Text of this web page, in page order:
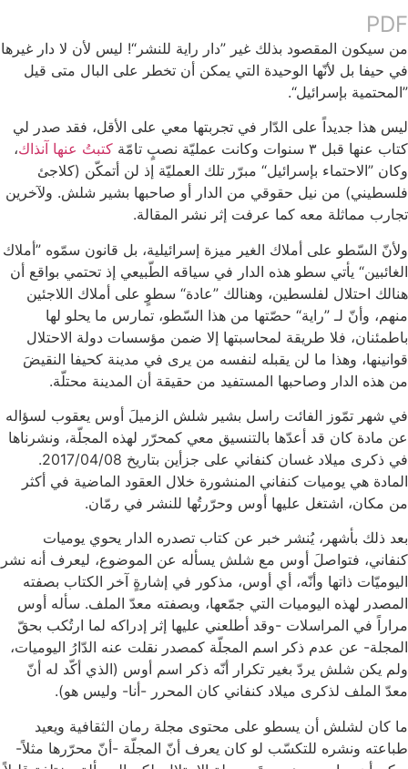
PDF
من سيكون المقصود بذلك غير ”دار راية للنشر“! ليس لأن لا دار غيرها
في حيفا بل لأنّها الوحيدة التي يمكن أن تخطر على البال متى قيل
”المحتمية بإسرائيل“.
ليس هذا جديداً على الدّار في تجربتها معي على الأقل، فقد صدر لي
كتاب عنها قبل ٣ سنوات وكانت عمليّة نصبٍ تامّة
كتبتُ عنها آنذاك،
وكان ”الاحتماء بإسرائيل“ مبرّر تلك العمليّة إذ لن أتمكّن (كلاجئ
فلسطيني) من نيل حقوقي من الدار أو صاحبها بشير شلش. ولآخرين
تجارب مماثلة معه كما عرفت إثر نشر المقالة.
ولأنّ السّطو على أملاك الغير ميزة إسرائيلية، بل قانون سمّوه ”أملاك
الغائبين“ يأتي سطو هذه الدار في سياقه الطّبيعي إذ تحتمي بواقع أن
هنالك احتلال لفلسطين، وهنالك ”عادة“ سطوٍ على أملاك اللاجئين
منهم، وأنّ لـ ”راية“ حصّتها من هذا السّطو، تمارس ما يحلو لها
باطمئنان، فلا طريقة لمحاسبتها إلا ضمن مؤسسات دولة الاحتلال
قوانينها، وهذا ما لن يقبله لنفسه من يرى في مدينة كحيفا النقيضَ
من هذه الدار وصاحبها المستفيد من حقيقة أن المدينة محتلّة.
في شهر تمّوز الفائت راسل بشير شلش الزميلَ أوس يعقوب لسؤاله
عن مادة كان قد أعدّها بالتنسيق معي كمحرّر لهذه المجلّة، ونشرناها
في ذكرى ميلاد غسان كنفاني على جزأين بتاريخ 2017/04/08.
المادة هي يوميات كنفاني المنشورة خلال العقود الماضية في أكثر
من مكان، اشتغل عليها أوس وحرّرتُها للنشر في رمّان.
بعد ذلك بأشهر، يُنشر خبر عن كتاب تصدره الدار يحوي يوميات
كنفاني، فتواصلَ أوس مع شلش يسأله عن الموضوع، ليعرف أنه نشر
اليوميّات ذاتها وأنّه، أي أوس، مذكور في إشارةٍ آخر الكتاب بصفته
المصدر لهذه اليوميات التي جمّعها، وبصفته معدّ الملف. سأله أوس
مراراً في المراسلات -وقد أطلعني عليها إثر إدراكه لما ارتُكب بحقّ
المجلة- عن عدم ذكر اسم المجلّة كمصدر نقلت عنه الدّارُ اليوميات،
ولم يكن شلش يردّ بغير تكرار أنّه ذكر اسم أوس (الذي أكّد له أنّ
معدّ الملف لذكرى ميلاد كنفاني كان المحرر -أنا- وليس هو).
ما كان لشلش أن يسطو على محتوى مجلة رمان الثقافية ويعيد
طباعته ونشره للتكسّب لو كان يعرف أنّ المجلّة -أنّ محرّرها مثلاً-